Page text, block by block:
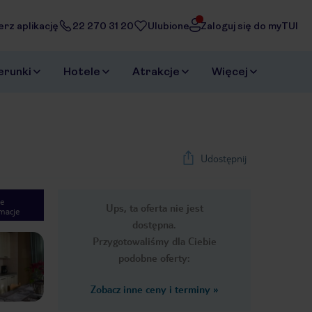
aplikację 22 270 31 20 Ulubione Zaloguj się do myTUI
Hotele Atrakcje Więcej
Udostępnij
Ups, ta oferta nie jest
dostępna.
Przygotowaliśmy dla Ciebie
podobne oferty:
Zobacz inne ceny i terminy »
Next slide
1/10